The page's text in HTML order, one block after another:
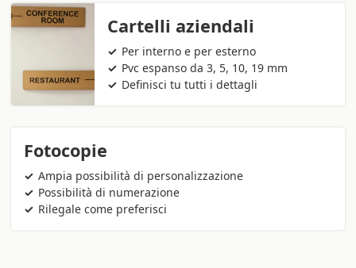
Cartelli aziendali
Per interno e per esterno
Pvc espanso da 3, 5, 10, 19 mm
Definisci tu tutti i dettagli
Fotocopie
Ampia possibilità di personalizzazione
Possibilità di numerazione
Rilegale come preferisci